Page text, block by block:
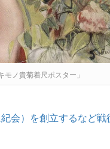
ノ貴菊着尺ポスター」
会）を創立するなど